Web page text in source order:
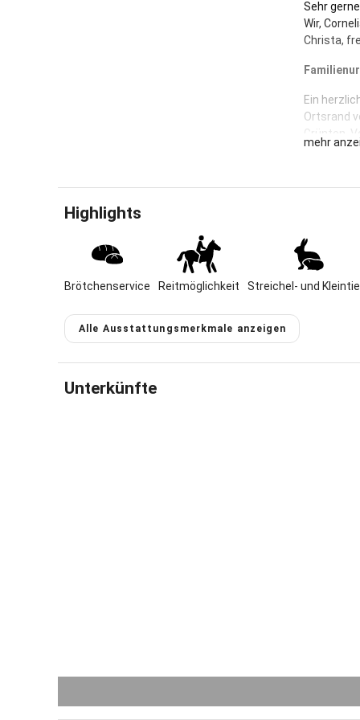
Sehr
Wir,
Christa,
Ein
Ortsrand
Grünten.
Hasen,
Grillplatz,
Wir
Ihre
mehr
Highlights
Brötchenservice Reitmöglichkeit Streichel- und
Alle Ausstattungsmerkmale anzeigen
Unterkünfte